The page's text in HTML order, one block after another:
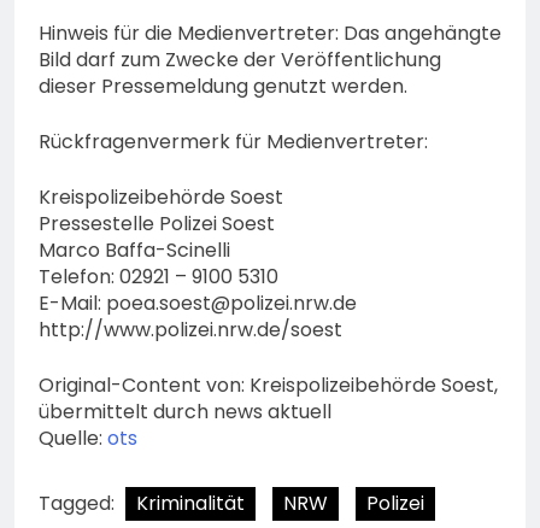
Hinweis für die Medienvertreter: Das angehängte
Bild darf zum Zwecke der Veröffentlichung
dieser Pressemeldung genutzt werden.
Rückfragenvermerk für Medienvertreter:
Kreispolizeibehörde Soest
Pressestelle Polizei Soest
Marco Baffa-Scinelli
Telefon: 02921 – 9100 5310
E-Mail: poea.soest@polizei.nrw.de
http://www.polizei.nrw.de/soest
Original-Content von: Kreispolizeibehörde Soest,
übermittelt durch news aktuell
Quelle: ots
Tagged: Kriminalität NRW Polizei